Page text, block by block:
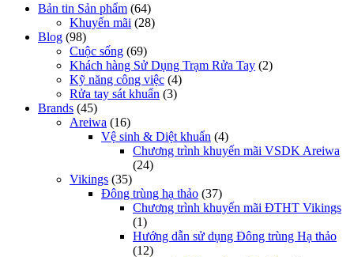
Bản tin Sản phẩm (64)
Khuyến mãi (28)
Blog (98)
Cuộc sống (69)
Khách hàng Sử Dụng Trạm Rửa Tay (2)
Kỹ năng công việc (4)
Rửa tay sát khuẩn (3)
Brands (45)
Areiwa (16)
Vệ sinh & Diệt khuẩn (4)
Chương trình khuyến mãi VSDK Areiwa
(24)
Vikings (35)
Đông trùng hạ thảo (37)
Chương trình khuyến mãi ĐTHT Vikings
(1)
Hướng dẫn sử dụng Đông trùng Hạ thảo
(12)